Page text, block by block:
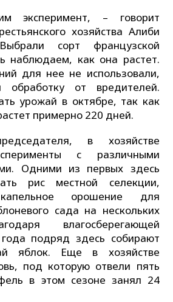
эксперимент, – говорит
хозяйства Алиби
сорт французской
наблюдаем, как она растет.
для нее не использовали,
обработку от вредителей.
урожай в октябре, так как
примерно 220 дней.
в хозяйстве
с различными
Одними из первых здесь
рис местной селекции,
капельное орошение для
сада на нескольких
влагосберегающей
подряд здесь собирают
яблок. Еще в хозяйстве
под которую отвели пять
в этом сезоне занял 24